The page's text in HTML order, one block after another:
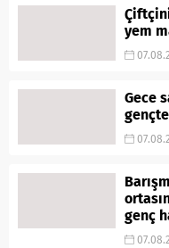
yem
Gece
genç